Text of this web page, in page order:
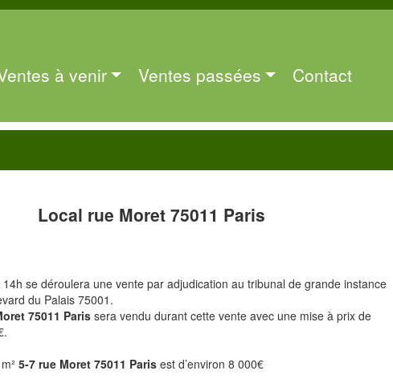
à venir Ventes passées Contact
Local rue Moret 75011 Paris
se déroulera une vente par adjudication au tribunal de grande instance
du Palais 75001.
75011 Parissera vendu durant cette vente avec une mise à prix de
5-7 rue Moret 75011 Parisest d’environ 8 000€